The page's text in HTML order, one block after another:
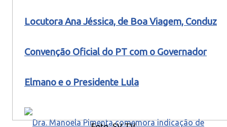
Locutora Ana Jéssica, de Boa Viagem, Conduz
Convenção Oficial do PT com o Governador
Elmano e o Presidente Lula